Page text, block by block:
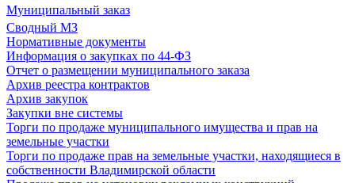
Муниципальный заказ
Сводный МЗ
Нормативные документы
Информация о закупках по 44-ФЗ
Отчет о размещении муниципального заказа
Архив реестра контрактов
Архив закупок
Закупки вне системы
Торги по продаже муниципального имущества и прав на
земельные участки
Торги по продаже прав на земельные участки, находящиеся в
собственности Владимирской области